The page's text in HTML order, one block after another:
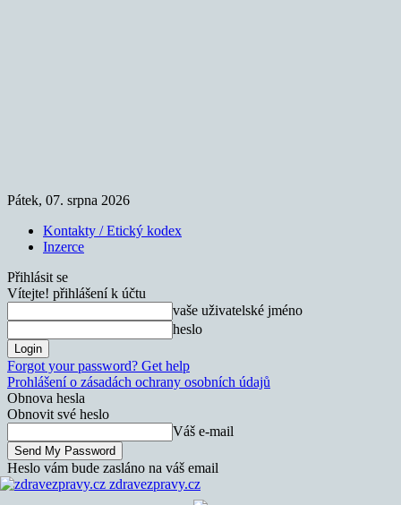
Pátek, 07. srpna 2026
Kontakty / Etický kodex
Inzerce
Přihlásit se
Vítejte! přihlášení k účtu
vaše uživatelské jméno
heslo
Forgot your password? Get help
Prohlášení o zásadách ochrany osobních údajů
Obnova hesla
Obnovit své heslo
Váš e-mail
Heslo vám bude zasláno na váš email
zdravezpravy.cz